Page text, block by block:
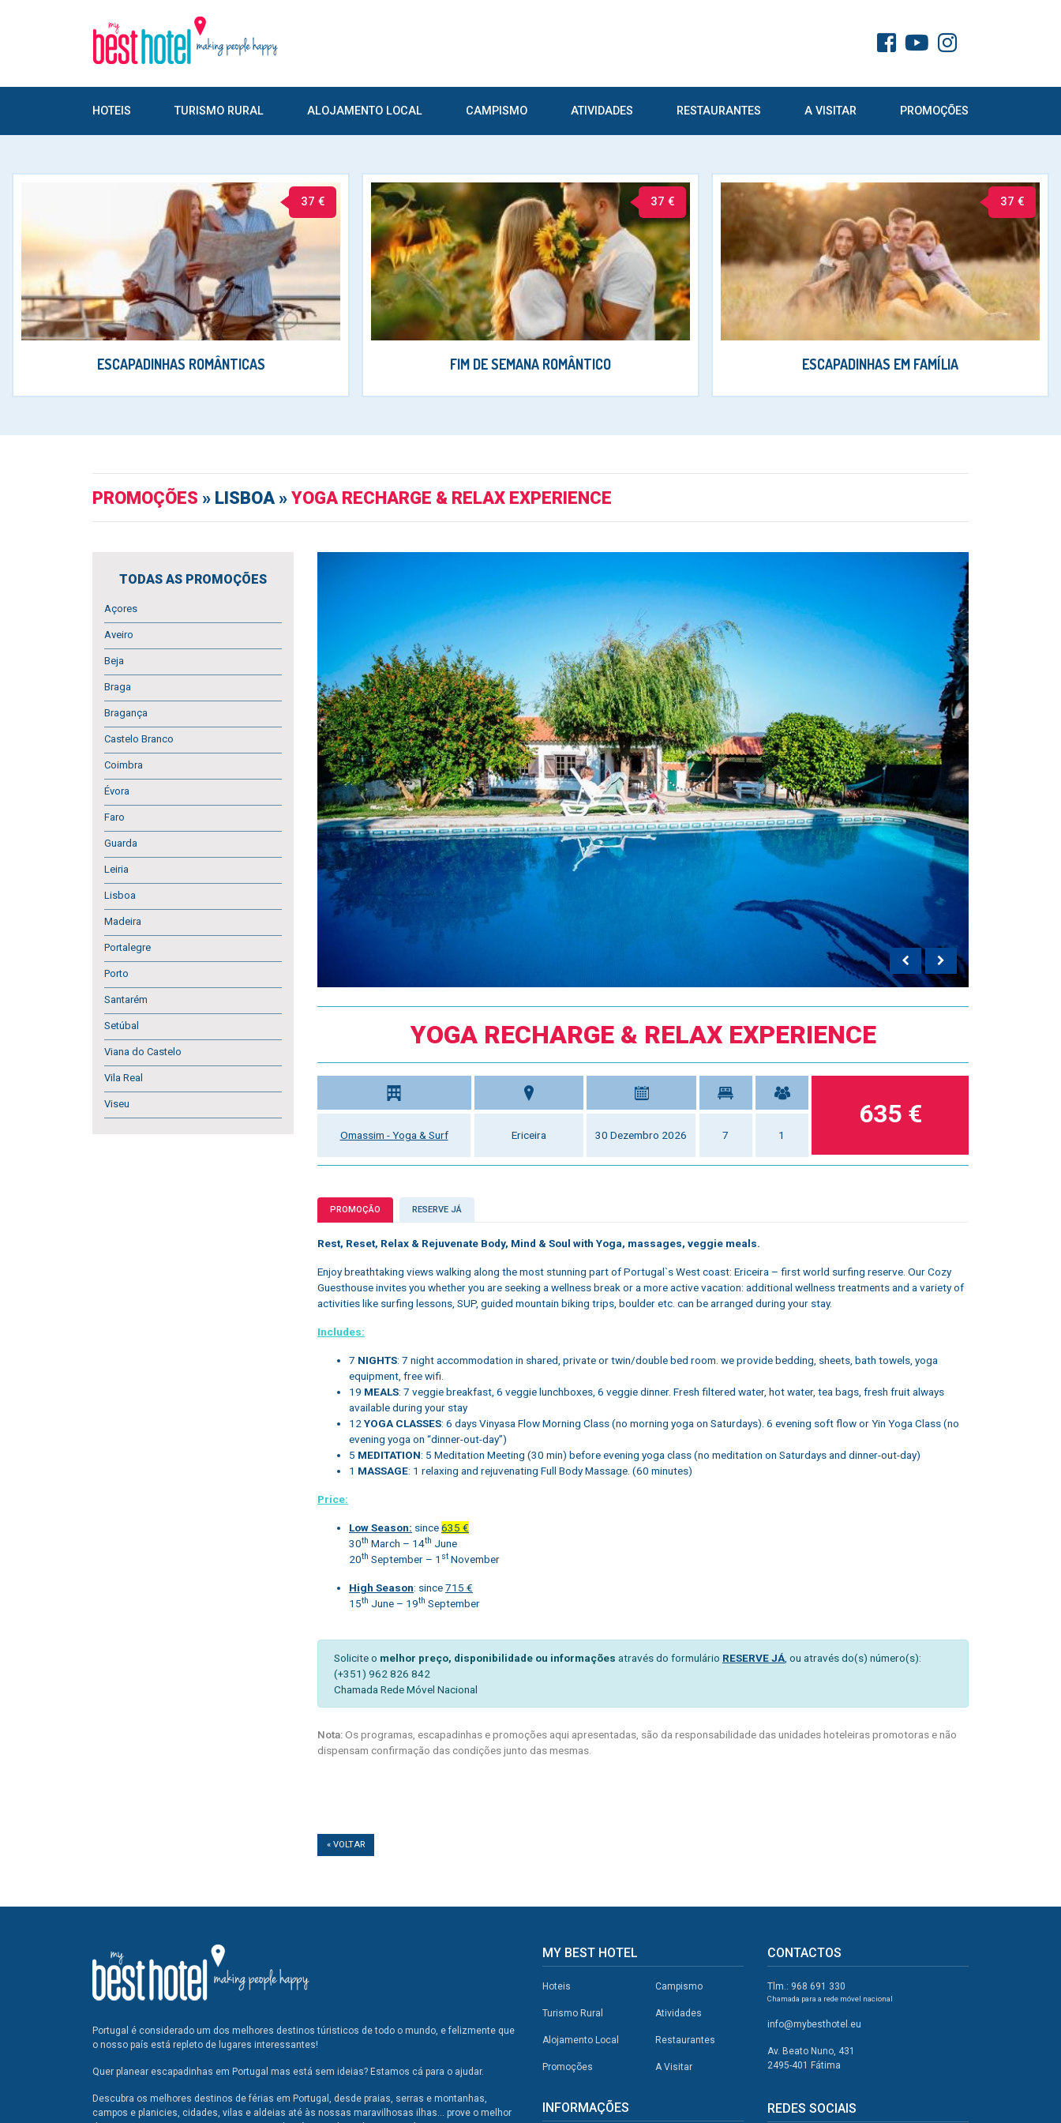
HOTEIS TURISMO RURAL ALOJAMENTO LOCAL CAMPISMO ATIVIDADES RESTAURANTES A VISITAR PROMOÇÕES
37 €
ESCAPADINHAS ROMÂNTICAS
37 €
FIM DE SEMANA ROMÂNTICO
37 €
ESCAPADINHAS EM FAMÍLIA
PROMOÇÕES » LISBOA » YOGA RECHARGE & RELAX EXPERIENCE
TODAS AS PROMOÇÕES
Açores
Aveiro
Beja
Braga
Bragança
Castelo Branco
Coimbra
Évora
Faro
Guarda
Leiria
Lisboa
Madeira
Portalegre
Porto
Santarém
Setúbal
Viana do Castelo
Vila Real
Viseu
YOGA RECHARGE & RELAX EXPERIENCE
Omassim - Yoga & Surf Ericeira 30 Dezembro 2026 7 1
635 €
PROMOÇÃO RESERVE JÁ
Rest, Reset, Relax & Rejuvenate Body, Mind & Soul with Yoga, massages, veggie meals.
Enjoy breathtaking views walking along the most stunning part of Portugal`s West coast: Ericeira – first world surfing reserve. Our Cozy
Guesthouse invites you whether you are seeking a wellness break or a more active vacation: additional wellness treatments and a variety of
activities like surfing lessons, SUP, guided mountain biking trips, boulder etc. can be arranged during your stay.
Includes:
7 NIGHTS: 7 night accommodation in shared, private or twin/double bed room. we provide bedding, sheets, bath towels, yoga
equipment, free wifi.
19 MEALS: 7 veggie breakfast, 6 veggie lunchboxes, 6 veggie dinner. Fresh filtered water, hot water, tea bags, fresh fruit always
available during your stay
12YOGA CLASSES: 6 days Vinyasa Flow Morning Class (no morning yoga on Saturdays). 6 evening soft flow or Yin Yoga Class (no
evening yoga on “dinner-out-day”)
5 MEDITATION: 5 Meditation Meeting (30 min) before evening yoga class (no meditation on Saturdays and dinner-out-day)
1 MASSAGE: 1 relaxing and rejuvenating Full Body Massage. (60 minutes)
Price:
Low Season: since635 €
30th March – 14th June
20th September – 1 st November
High Season: since715 €
15th June – 19th September
Solicite o melhor preço, disponibilidade ou informações através do formulário RESERVE JÁ, ou através do(s) número(s):
(+351) 962 826 842
Chamada Rede Móvel Nacional
Nota:Os programas, escapadinhas e promoções aqui apresentadas, são da responsabilidade das unidades hoteleiras promotoras e não
dispensam confirmação das condições junto das mesmas.
« VOLTAR
Portugal é considerado um dos melhores destinos túristicos de todo o mundo, e felizmente que
o nosso país está repleto de lugares interessantes!
Quer planear escapadinhas em Portugal mas está sem ideias? Estamos cá para o ajudar.
Descubra os melhores destinos de férias em Portugal, desde praias, serras e montanhas,
campos e planicies, cidades, vilas e aldeias até às nossas maravilhosas ilhas... prove o melhor
MY BEST HOTEL
Hoteis
Turismo Rural
Alojamento Local
Promoções
Campismo
Atividades
Restaurantes
A Visitar
INFORMAÇÕES
CONTACTOS
Tlm.: 968 691 330
Chamada para a rede móvel nacional
info@mybesthotel.eu
Av. Beato Nuno, 431
2495-401 Fátima
REDES SOCIAIS